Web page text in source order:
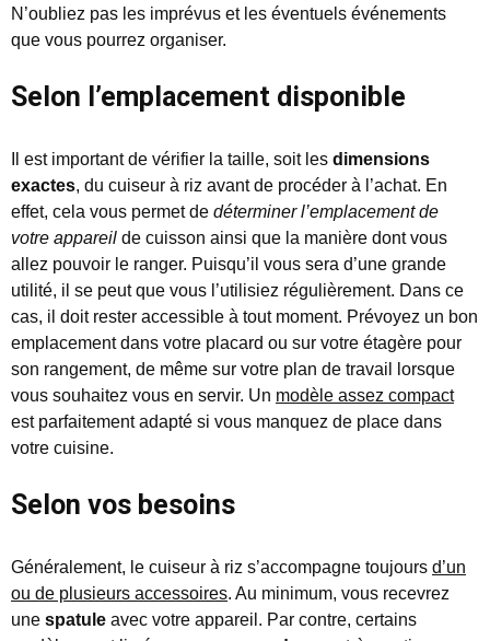
N’oubliez pas les imprévus et les éventuels événements
que vous pourrez organiser.
Selon l’emplacement disponible
Il est important de vérifier la taille, soit les dimensions
exactes, du cuiseur à riz avant de procéder à l’achat. En
effet, cela vous permet de déterminer l’emplacement de
votre appareil de cuisson ainsi que la manière dont vous
allez pouvoir le ranger. Puisqu’il vous sera d’une grande
utilité, il se peut que vous l’utilisiez régulièrement. Dans ce
cas, il doit rester accessible à tout moment. Prévoyez un bon
emplacement dans votre placard ou sur votre étagère pour
son rangement, de même sur votre plan de travail lorsque
vous souhaitez vous en servir. Un modèle assez compact
est parfaitement adapté si vous manquez de place dans
votre cuisine.
Selon vos besoins
Généralement, le cuiseur à riz s’accompagne toujours d’un
ou de plusieurs accessoires. Au minimum, vous recevrez
une spatule avec votre appareil. Par contre, certains